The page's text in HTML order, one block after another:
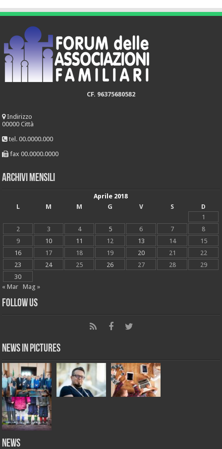
CF. 96375680582
Indirizzo
00000 Città
tel. 00.0000.000
fax 00.0000.0000
Archivi mensili
Aprile 2018
L
M M G V S
D
1
2
3 4 5 6 7
8
9
10 11 12 13 14
15
16
17 18 19 20 21
22
23
24 25 26 27 28
29
30
« Mar
Mag »
Follow Us
News in Pictures
NEWS